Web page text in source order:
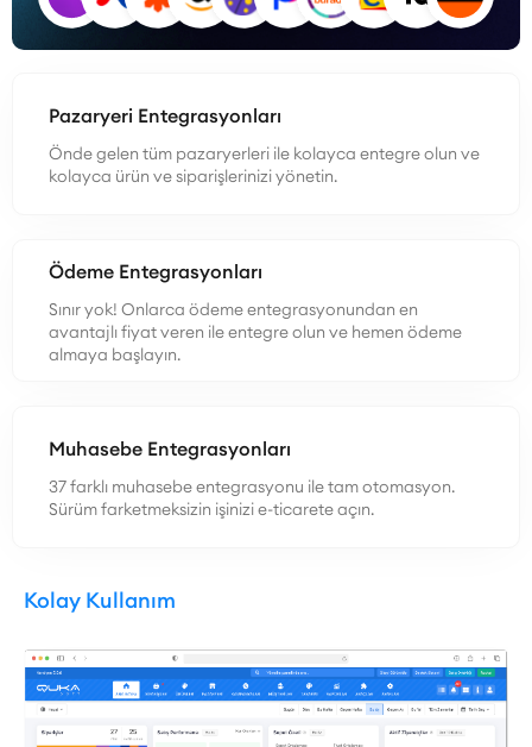
Pazaryeri Entegrasyonları
Önde gelen tüm pazaryerleri ile kolayca entegre olun ve
kolayca ürün ve siparişlerinizi yönetin.
Ödeme Entegrasyonları
Sınır yok! Onlarca ödeme entegrasyonundan en
avantajlı fiyat veren ile entegre olun ve hemen ödeme
almaya başlayın.
Muhasebe Entegrasyonları
37 farklı muhasebe entegrasyonu ile tam otomasyon.
Sürüm farketmeksizin işinizi e-ticarete açın.
Kolay Kullanım